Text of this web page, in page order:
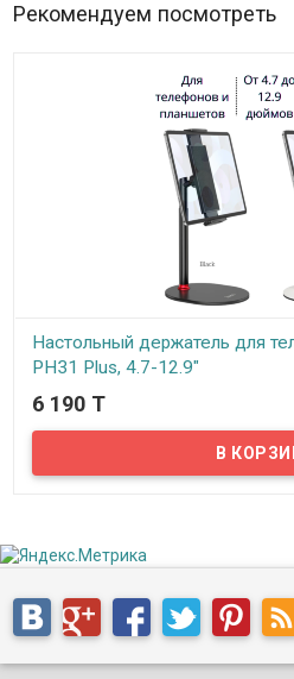
Рекомендуем посмотреть
Настольный держатель для
PH31 Plus, 4.7-12.9"
В наличии
HOCO PH31 Plus – это удобный и
держатель, который подойдет как
планшетов.
6 190 T